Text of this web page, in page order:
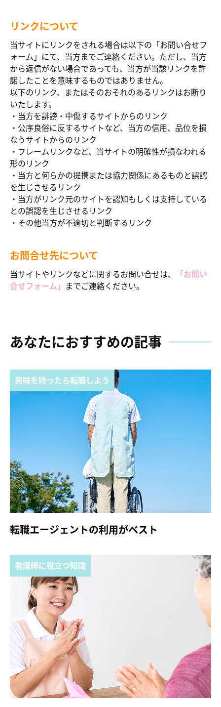
リンクについて
当サイトにリンクをされる場合は以下の「お問い合せフ
ォーム」にて、当方までご連絡ください。ただし、当方
から返信がない場合であっても、当方が当該リンクを許
諾したことを意味するものではありません。
以下のリンク、またはそのおそれのあるリンクはお断り
いたします。
・当方を誹謗・中傷するサイトからのリンク
・公序良俗に反するサイトなど、当方の信用、品位を損
なうサイトからのリンク
・フレームリンクなど、当サイトの明確性が損なわれる
形のリンク
・当方と何らかの提携または協力関係にあるものと誤認
を生じさせるリンク
・当方がリンク元のサイトを認知もしくは支持している
との誤認を生じさせるリンク
・その他当方が不適切と判断するリンク
お問合せ先について
当サイトやリンクなどに関するお問い合せは、
「お問い
合せフォーム」 までご連絡ください。
あなたにおすすめの記事
興味を持ったら転職しよう
転職エージェントの利用がベスト
看護師に役立つ知識